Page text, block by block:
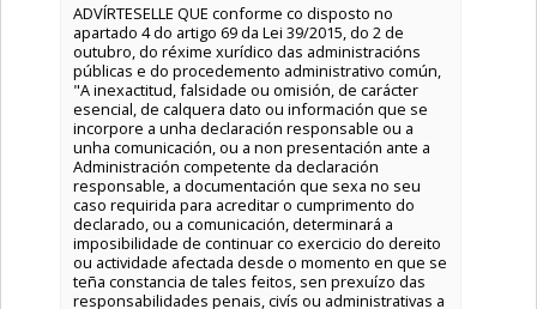
ADVÍRTESELLE QUE conforme co disposto no
apartado 4 do artigo 69 da Lei 39/2015, do 2 de
outubro, do réxime xurídico das administracións
públicas e do procedemento administrativo común,
"A inexactitud, falsidade ou omisión, de carácter
esencial, de calquera dato ou información que se
incorpore a unha declaración responsable ou a
unha comunicación, ou a non presentación ante a
Administración competente da declaración
responsable, a documentación que sexa no seu
caso requirida para acreditar o cumprimento do
declarado, ou a comunicación, determinará a
imposibilidade de continuar co exercicio do dereito
ou actividade afectada desde o momento en que se
teña constancia de tales feitos, sen prexuízo das
responsabilidades penais, civís ou administrativas a